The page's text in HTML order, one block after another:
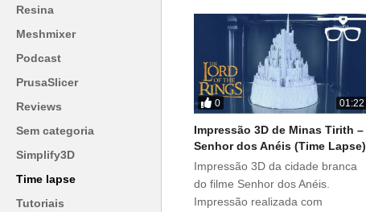
Resina
Meshmixer
Podcast
PrusaSlicer
Reviews
Sem categoria
Simplify3D
Time lapse
Tutoriais
0 01:22
Impressão 3D de Minas Tirith –
Senhor dos Anéis (Time Lapse)
Impressão 3D da cidade branca
do filme Senhor dos Anéis.
Impressão realizada com